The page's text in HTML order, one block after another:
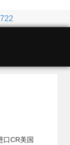
口CR美国